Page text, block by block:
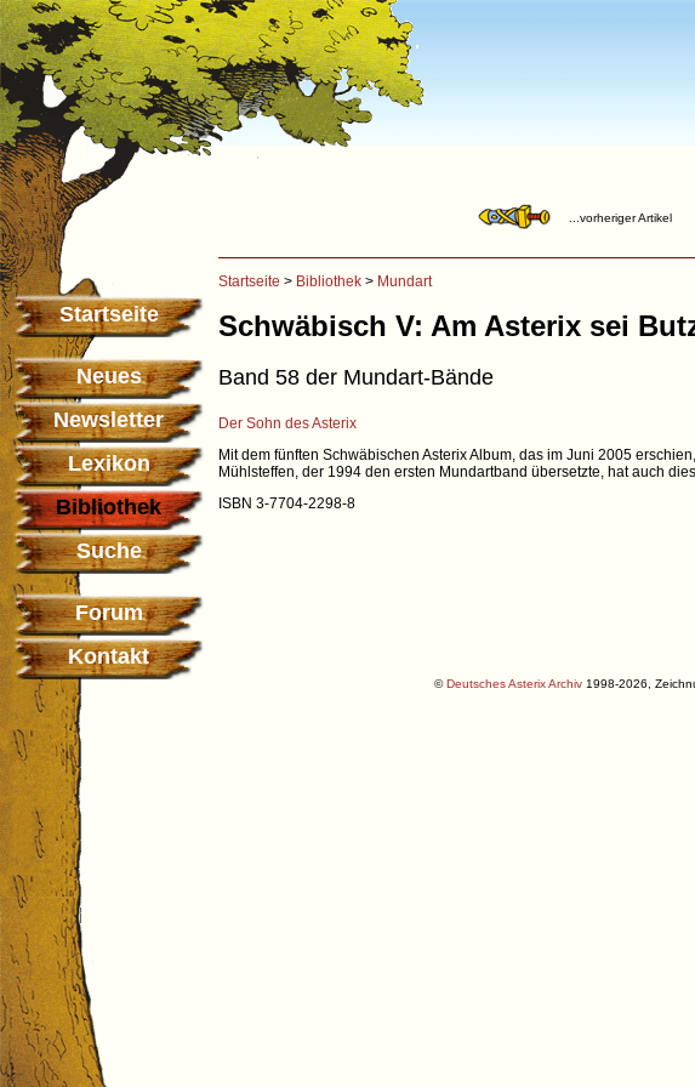
Startseite
Neues
Newsletter
Lexikon
Bibliothek
Suche
Forum
Kontakt
...vorheriger Artikel
Startseite > Bibliothek > Mundart
Schwäbisch V: Am Asterix sei
Band 58 der Mundart-Bände
Der Sohn des Asterix
Mit dem fünften Schwäbischen Asterix Album, das im Juni 2005
Mühlsteffen, der 1994 den ersten Mundartband übersetzte, hat auch
ISBN 3-7704-2298-8
©Deutsches Asterix Archiv1998-2026,